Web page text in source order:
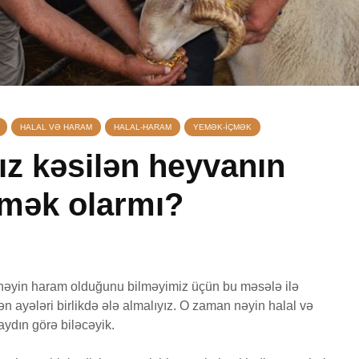
HALAL VƏ HARAM HALAL-HARAM YEMƏK-IÇMƏK
kəsilən heyvanın
olarmı?
haram olduğunu bilməyimiz üçün bu məsələ ilə
ayələri birlikdə ələ almalıyız. O zaman nəyin halal və
görə biləcəyik.
Əhzab surəsi
oxumağı və yazmağı
bacarırdı, yoxsa,